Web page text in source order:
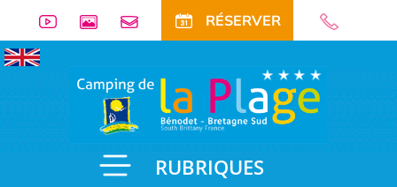
RÉSERVER
RUBRIQUES